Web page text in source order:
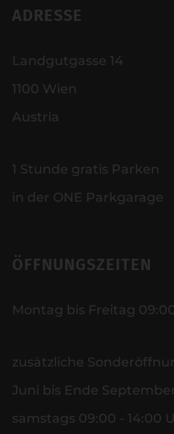
ADRESSE
Landgutgasse 14
1100 Wien
Austria
1 Stunde gratis Parken
in der ONE Parkgarage
ÖFFNUNGSZEITEN
Montag bis Freitag
zusätzliche
Juni bis Ende
samstags 09:00 - 14:00